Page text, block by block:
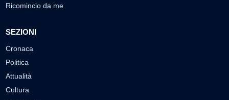
Ricomincio da me
SEZIONI
Cronaca
Politica
Attualità
Cultura